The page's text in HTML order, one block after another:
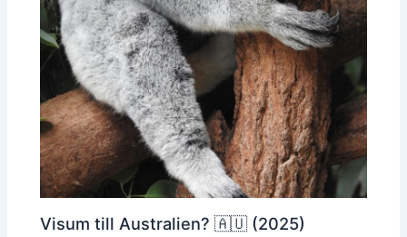
Visum till Australien? 🇦🇺 (2025)